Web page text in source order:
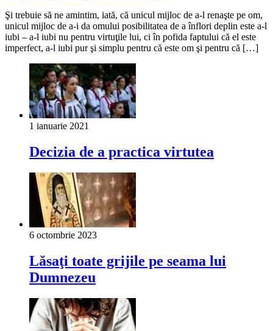
Şi trebuie să ne amintim, iată, că unicul mijloc de a-l renaşte pe om,
unicul mijloc de a-i da omului posibilitatea de a înflori deplin este a-l
iubi – a-l iubi nu pentru virtuţile lui, ci în pofida faptului că el este
imperfect, a-l iubi pur şi simplu pentru că este om şi pentru că […]
1 ianuarie 2021
Decizia de a practica virtutea
6 octombrie 2023
Lăsaţi toate grijile pe seama lui
Dumnezeu